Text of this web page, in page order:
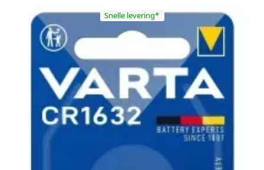
Snelle levering*